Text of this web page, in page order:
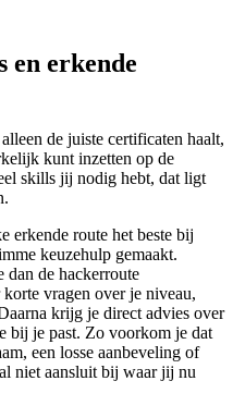
en erkende
de juiste certificaten haalt,
kunt inzetten op de
skills jij nodig hebt, dat ligt
erkende route het beste bij
keuzehulp gemaakt.
de hackerroute
vragen over je niveau,
krijg je direct advies over
bij je past. Zo voorkom je dat
een losse aanbeveling of
niet aansluit bij waar jij nu